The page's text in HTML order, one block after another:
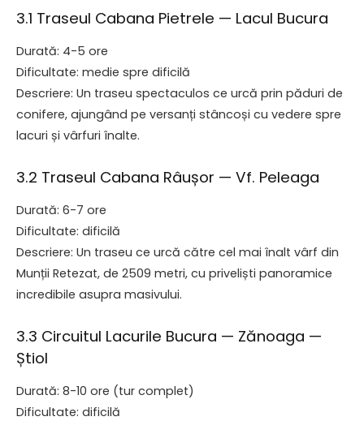
3.1 Traseul Cabana Pietrele — Lacul Bucura
Durată: 4-5 ore
Dificultate: medie spre dificilă
Descriere: Un traseu spectaculos ce urcă prin păduri de
conifere, ajungând pe versanți stâncoși cu vedere spre
lacuri și vârfuri înalte.
3.2 Traseul Cabana Râușor — Vf. Peleaga
Durată: 6-7 ore
Dificultate: dificilă
Descriere: Un traseu ce urcă către cel mai înalt vârf din
Munții Retezat, de 2509 metri, cu priveliști panoramice
incredibile asupra masivului.
3.3 Circuitul Lacurile Bucura — Zănoaga —
Știol
Durată: 8-10 ore (tur complet)
Dificultate: dificilă